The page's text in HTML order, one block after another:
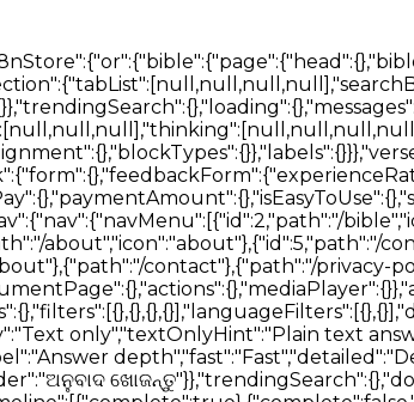
The Most Advanced Bible Search Engine","logo":{"title":"Bible AI Search Engine Logo"},"betaTag":"Beta","input":{"placeholder":"Ask Bible AI"},"translationSelector":{"title":"Translation","selectTranslationInput":{"placeholder":"Select Translation"}},"trendingSearch":{"title":"Explore Trending Searches"},"loading":{"articles":"Loading Articles","books":"Loading Books"},"answering":"Drafting answer…","messages":{"searchError":"An error occurred. Please try again"},"introCards":{"navigate":{"title":"Navigate the bible using {type}","text":"Go to Matthew 1","inputTypes":{"text":"text","voice":"your voice"}},"question":{"title":"Ask any question relevant to the Bible","text":"Who is Jesus and why did he die?"},"goToVerse":{"title":"Go directly to the verses","text":"Click on assistant responses to navigate the Bible"},"selectVerse":{"title":"Select a verse to begin","text":"Click on a verse to show a detailed overview of it"}},"assistant":{"messages":{"error":"Sorry an error occurred, let me try again","cannotCompleteQueryError":"Unable to complete your query, please try again later.","start":["Hi, how can I help?","What's on your mind?","What's your question?"],"thinking":["Thank you. Let me think about that.","I will look for an answer for you.","Great question, give me a few seconds to find the answer","Sure thing. I'll find an answer for you."]}}},"notes":{"addNote":"Add Note","addNoteTitle":"Bible Note","noteTagsTitle":"Note Tags","autosaveMessage":"Notes autosave","firstNoteMessage":"Add your first note","noteTitleInput":"Note title","tagInputPlaceholder":"Press ENTER to add a new tag","editorInputPlaceholderText":"Type your note here...","loginCard":{"text":"To view your Notes, please login or register"},"btn":{"cancel":"Close","edit":"Edit","delete":"Delete"},"messages":{"addNoteTitleError":"Cannot add a note without a title"},"dropdown":{"textFormat":{"normal":"Normal","largeHeading":"Large Heading","smallHeading":"Small Heading","bulletList":"Bullet List","numberedList":"Numbered List","quote":"Quote","codeBlock":"Code Block"},"textAlignment":{"buttonLabel":"Formatting options for text alignment","leftAlign":"Left Align","centerAlign":"Center Align","rightAlign":"Right Align","justifyAlign":"Justify Align","startAlign":"Start Align","endAlign":"End Align","outdent":"Outdent","indent":"Indent"},"blockTypes":{"paragraph":"Normal","h1":"Large Heading","h2":"Small Heading","h3":"Heading","h4":"Heading","h5":"Heading","ol":"Numbered List","ul":"Bulleted List","quote":"Quote","code":"Code